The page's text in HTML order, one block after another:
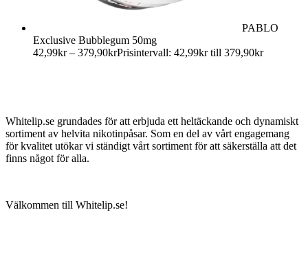
PABLO
Exclusive Bubblegum 50mg
42,99kr – 379,90krPrisintervall: 42,99kr till 379,90kr
Whitelip.se grundades för att erbjuda ett heltäckande och dynamiskt
sortiment av helvita nikotinpåsar. Som en del av vårt engagemang
för kvalitet utökar vi ständigt vårt sortiment för att säkerställa att det
finns något för alla.
Välkommen till Whitelip.se!